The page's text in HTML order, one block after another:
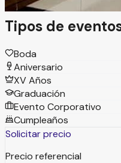
Tipos de
Boda
Aniversario
XV Años
Graduación
Evento Corporativo
Cumpleaños
Solicitar precio
Precio referencial